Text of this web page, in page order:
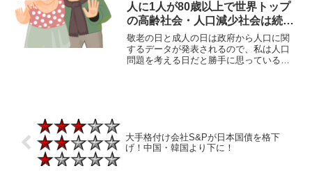
人に1人が80歳以上で世界トップ
の高齢社会・人口減少社会は続く
よいつまでも…
敬老の日と成人の日は政府から人口に関
するデータが発表されるので、私は人口
問題を考える日だと勝手に思っている。
大手格付け会社S&Pが日本国債を格下
げ！中国・韓国より下に！